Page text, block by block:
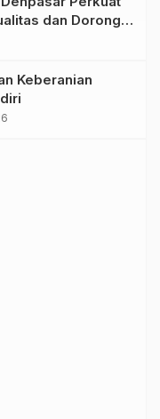
dan Dorong
Keberanian